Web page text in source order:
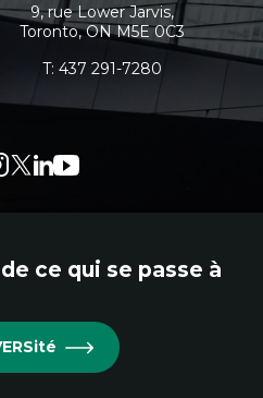
9, rue Lower Jarvis,
Toronto, ON M5E 0C3
T: 437 291-7280
Twitter
Lien
Cet
s'ouvrira
dans
LinkedIn
Lien
Cet
s'ouvrira
dans
Youtube
Lien
Cet
s'ouvrira
dans
ce qui se passe à